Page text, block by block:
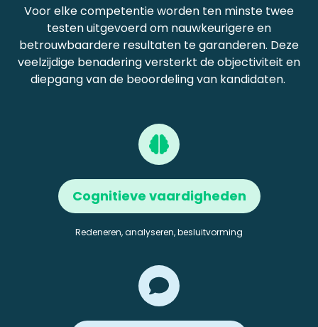
Voor elkecompetentieworden ten minste twee
testen uitgevoerd om nauwkeurigere en
betrouwbaardere resultaten te garanderen. Deze
veelzijdige benadering versterkt de objectiviteit en
diepgang van de beoordeling van kandidaten.
Cognitieve vaardigheden
Redeneren, analyseren, besluitvorming